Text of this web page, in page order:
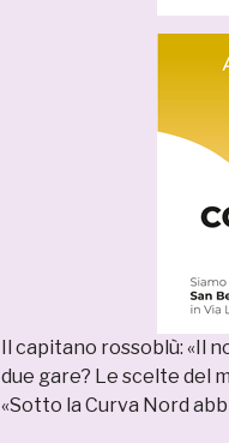
Il capitano rossoblù: «Il
due gare? Le scelte del
«Sotto la Curva Nord